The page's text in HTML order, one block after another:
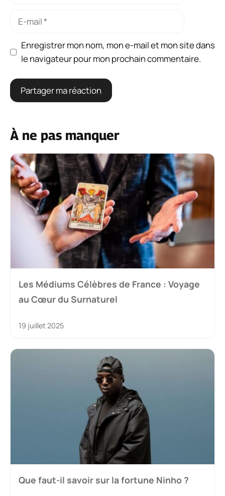
Enregistrer mon nom, mon e-mail et mon site dans
le navigateur pour mon prochain commentaire.
À ne pas manquer
Les Médiums Célèbres de France : Voyage
au Cœur du Surnaturel
19 juillet 2025
Que faut-il savoir sur la fortune Ninho ?